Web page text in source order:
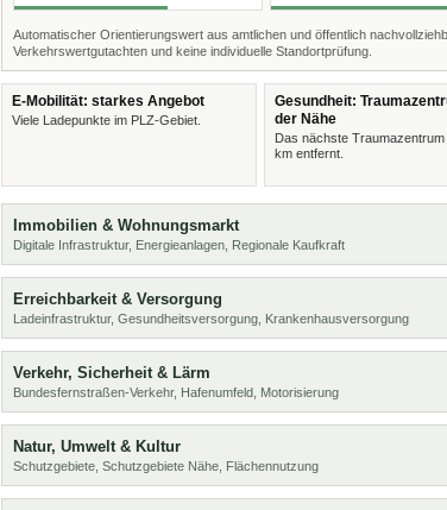
Automatischer Orientierungswert aus amtlichen und öffentlich
Verkehrswertgutachten und keine individuelle Standortprüfung.
E-Mobilität: starkes Angebot
Viele Ladepunkte im PLZ-Gebiet.
Gesundheit:
der Nähe
Das nächste Traumazentrum
km entfernt.
Immobilien & Wohnungsmarkt
Digitale Infrastruktur, Energieanlagen, Regionale Kaufkraft
Erreichbarkeit & Versorgung
Ladeinfrastruktur, Gesundheitsversorgung, Krankenhausversorgung
Verkehr, Sicherheit & Lärm
Bundesfernstraßen-Verkehr, Hafenumfeld, Motorisierung
Natur, Umwelt & Kultur
Schutzgebiete, Schutzgebiete Nähe, Flächennutzung